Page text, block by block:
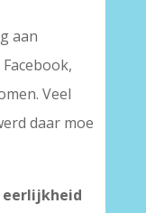
aan
Veel
daar moe
eerlijkheid